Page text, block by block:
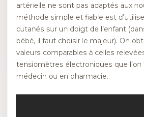
artérielle ne sont pas adaptés aux
méthode simple et fiable est
cutanés sur un doigt de l’enfant
bébé, il faut choisir le majeur). On
valeurs comparables à celles
tensiomètres électroniques que
médecin ou en pharmacie.